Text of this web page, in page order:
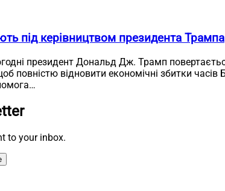
під керівництвом президента Трампа
президент Дональд Дж. Трамп
повністю відновити економічні збитки
to your inbox.